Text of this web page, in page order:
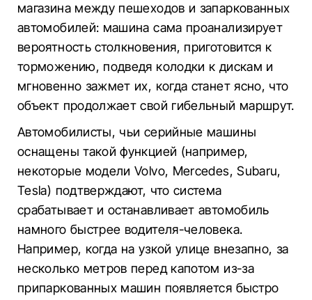
магазина между пешеходов и запаркованных
автомобилей: машина сама проанализирует
вероятность столкновения, приготовится к
торможению, подведя колодки к дискам и
мгновенно зажмет их, когда станет ясно, что
объект продолжает свой гибельный маршрут.
Автомобилисты, чьи серийные машины
оснащены такой функцией (например,
некоторые модели Volvo, Mercedes, Subaru,
Tesla) подтверждают, что система
срабатывает и останавливает автомобиль
намного быстрее водителя-человека.
Например, когда на узкой улице внезапно, за
несколько метров перед капотом из-за
припаркованных машин появляется быстро